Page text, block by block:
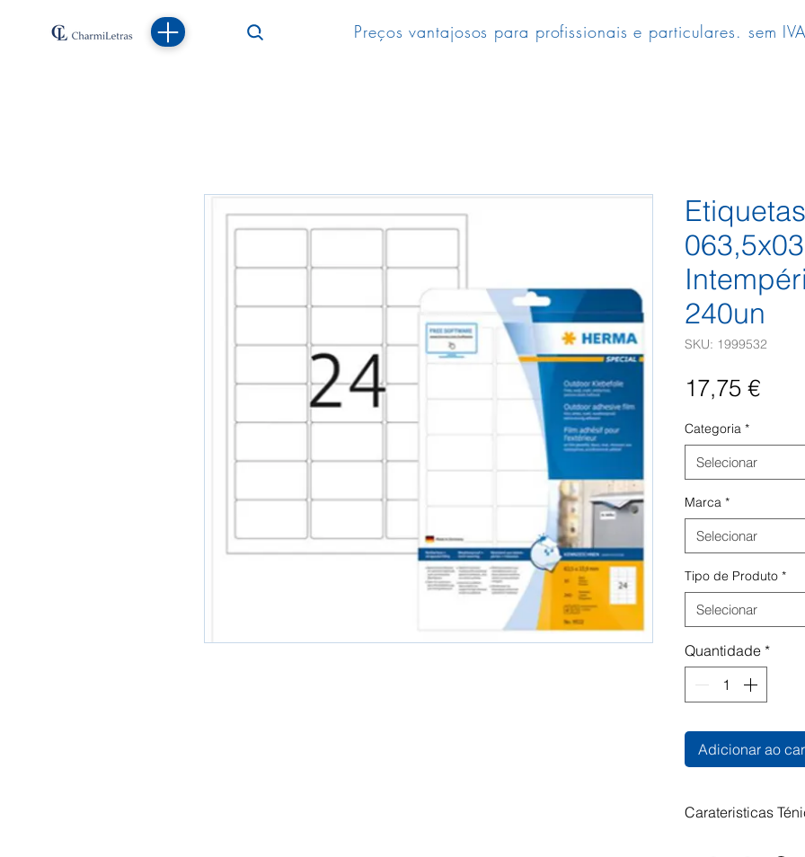
Preços vantajosos para profissionais e particulares. sem
Etiquetas
240un
SKU: 1999532
17,75 €Preço
Categoria *
Selecionar
Marca *
Selecionar
Tipo de Produto *
Selecionar
Quantidade *
Adicionar ao
Carateristicas